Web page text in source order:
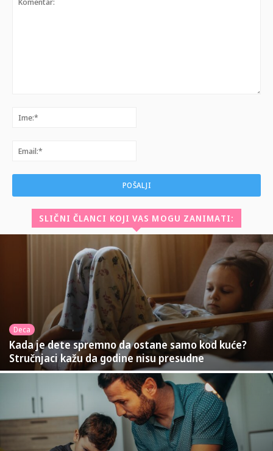
SLIČNI ČLANCI KOJI VAS MOGU ZANIMATI:
Deca
Kada je dete spremno da ostane samo kod kuće?
Stručnjaci kažu da godine nisu presudne